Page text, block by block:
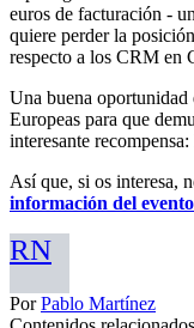
euros de facturación -
quiere perder la
respecto a los CRM en
Una buena oportunidad
Europeas para que
interesante
Así que, si os interesa,
información del
RN
PorPablo Martínez